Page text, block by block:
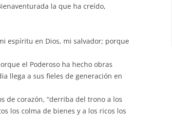
la que ha creído,
espíritu en Dios, mi salvador; porque
el Poderoso ha hecho obras
llega a sus fieles de generación en
de corazón, “derriba del trono a los
los colma de bienes y a los ricos los